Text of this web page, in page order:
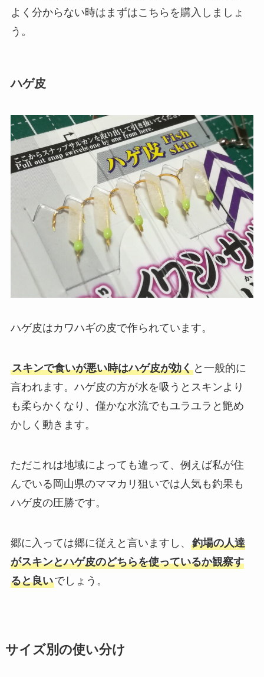
よく分からない時はまずはこちらを購入しましょ
う。
ハゲ皮
ハゲ皮はカワハギの皮で作られています。
スキンで食いが悪い時はハゲ皮が効くと一般的に
言われます。ハゲ皮の方が水を吸うとスキンより
も柔らかくなり、僅かな水流でもユラユラと艶め
かしく動きます。
ただこれは地域によっても違って、例えば私が住
んでいる岡山県のママカリ狙いでは人気も釣果も
ハゲ皮の圧勝です。
郷に入っては郷に従えと言いますし、 釣場の人達
がスキンとハゲ皮のどちらを使っているか観察す
ると良いでしょう。
サイズ別の使い分け